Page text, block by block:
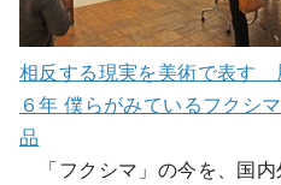
相反する現実を美術で表す
６年 僕らがみているフクシ
品
「フクシマ」の今を、国